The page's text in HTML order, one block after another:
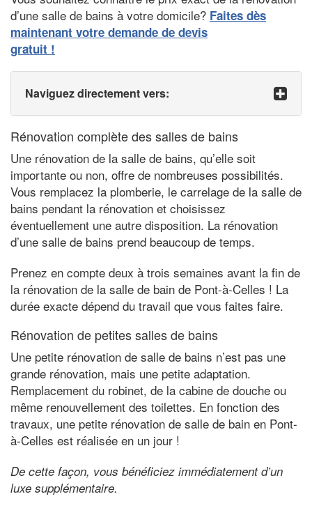
d’une salle de bains à votre domicile? Faites dès
maintenant votre demande de devis
gratuit !
Naviguez directement vers:
Rénovation complète des salles de bains
Une rénovation de la salle de bains, qu’elle soit
importante ou non, offre de nombreuses possibilités.
Vous remplacez la plomberie, le carrelage de la salle de
bains pendant la rénovation et choisissez
éventuellement une autre disposition. La rénovation
d’une salle de bains prend beaucoup de temps.
Prenez en compte deux à trois semaines avant la fin de
la rénovation de la salle de bain de Pont-à-Celles ! La
durée exacte dépend du travail que vous faites faire.
Rénovation de petites salles de bains
Une petite rénovation de salle de bains n’est pas une
grande rénovation, mais une petite adaptation.
Remplacement du robinet, de la cabine de douche ou
même renouvellement des toilettes. En fonction des
travaux, une petite rénovation de salle de bain en Pont-
à-Celles est réalisée en un jour !
De cette façon, vous bénéficiez immédiatement d’un
luxe supplémentaire.